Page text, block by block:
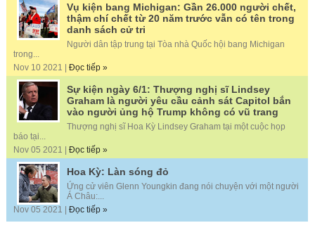
Vụ kiện bang Michigan: Gần 26.000 người chết,
thậm chí chết từ 20 năm trước vẫn có tên trong
danh sách cử tri
Người dân tập trung tại Tòa nhà Quốc hội bang Michigan
trong...
Nov 10 2021 | Đọc tiếp »
Sự kiện ngày 6/1: Thượng nghị sĩ Lindsey
Graham là người yêu cầu cảnh sát Capitol bắn
vào người ủng hộ Trump không có vũ trang
Thượng nghị sĩ Hoa Kỳ Lindsey Graham tại một cuộc họp
báo tại...
Nov 05 2021 | Đọc tiếp »
Hoa Kỳ: Làn sóng đỏ
Ứng cử viên Glenn Youngkin đang nói chuyện với một người
Á Châu:...
Nov 05 2021 | Đọc tiếp »